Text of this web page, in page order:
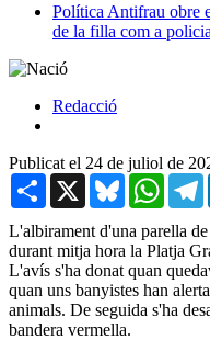
Política Antifrau obre
de la filla com a
Redacció
Publicat el 24 de juliol de
Share X Bluesky
L'albirament d'una parella de
durant mitja hora la Platja
L'avís s'ha donat quan
quan uns banyistes han
animals. De seguida s'ha
bandera vermella.